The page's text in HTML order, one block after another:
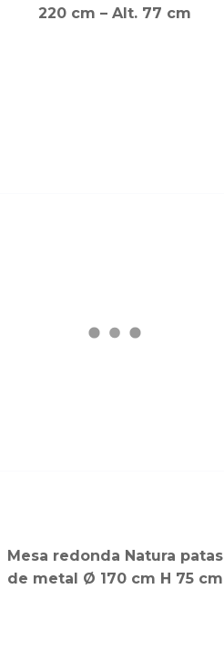
220 cm – Alt. 77 cm
Mesa redonda Natura patas
de metal Ø 170 cm H 75 cm